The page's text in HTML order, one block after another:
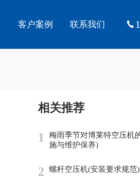
客户案例 联系我们
相关推荐
1
梅雨季节对博莱特空压机
施与维护保养)
2 螺杆空压机(安装要求规范)